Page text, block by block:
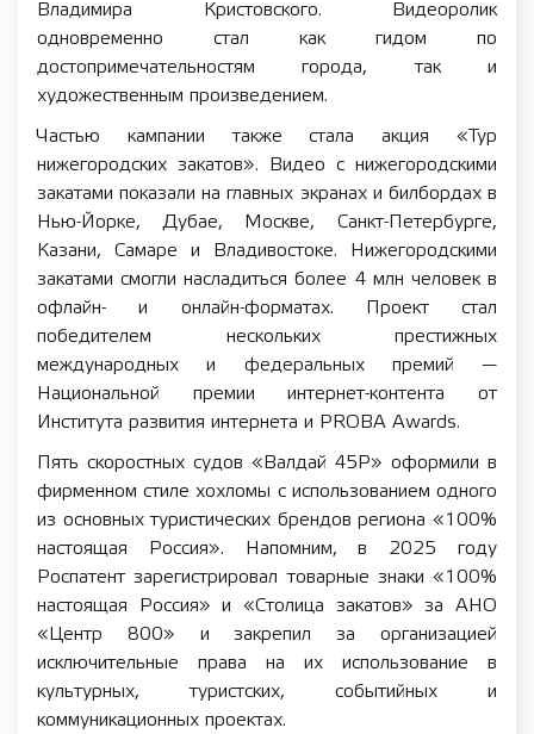
Владимира Кристовского. Видеоролик
одновременно стал как гидом по
достопримечательностям города, так и
художественным произведением.
Частью кампании также стала акция «Тур
нижегородских закатов». Видео с нижегородскими
закатами показали на главных экранах и билбордах в
Нью-Йорке, Дубае, Москве, Санкт-Петербурге,
Казани, Самаре и Владивостоке. Нижегородскими
закатами смогли насладиться более 4 млн человек в
офлайн- и онлайн-форматах. Проект стал
победителем нескольких престижных
международных и федеральных премий —
Национальной премии интернет-контента от
Института развития интернета и PROBA Awards.
Пять скоростных судов «Валдай 45Р» оформили в
фирменном стиле хохломы с использованием одного
из основных туристических брендов региона «100%
настоящая Россия». Напомним, в 2025 году
Роспатент зарегистрировал товарные знаки «100%
настоящая Россия» и «Столица закатов» за АНО
«Центр 800» и закрепил за организацией
исключительные права на их использование в
культурных, туристских, событийных и
коммуникационных проектах.